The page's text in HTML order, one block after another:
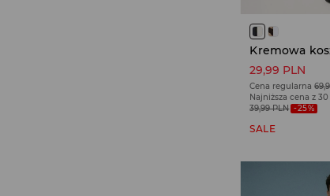
29,99 PLN
Cena regularna
Najniższa cena z
39,99 PLN -25%
SALE